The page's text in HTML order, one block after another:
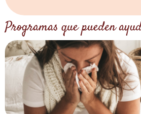
Programas que pueden